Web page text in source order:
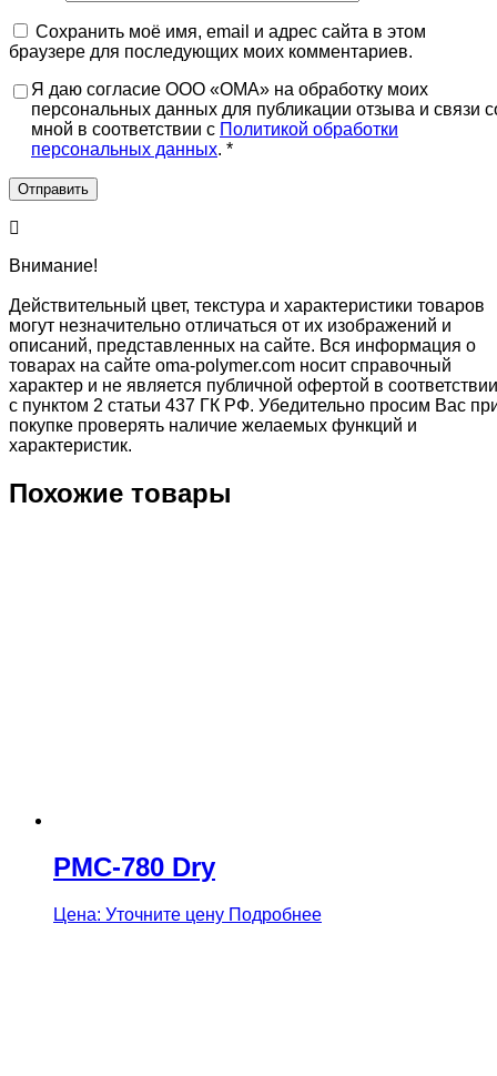
Сохранить моё имя, email и адрес сайта в этом
браузере для последующих моих комментариев.
Я даю согласие ООО «ОМА» на обработку моих
персональных данных для публикации отзыва и связи
мной в соответствии с Политикой обработки
персональных данных. *
Внимание!
Действительный цвет, текстура и характеристики товаров
могут незначительно отличаться от их изображений и
описаний, представленных на сайте. Вся информация о
товарах на сайте oma-polymer.com носит справочный
характер и не является публичной офертой в соответствии
с пунктом 2 статьи 437 ГК РФ. Убедительно просим Вас
покупке проверять наличие желаемых функций и
характеристик.
Похожие товары
PMC-780 Dry
Цена: Уточните цену Подробнее